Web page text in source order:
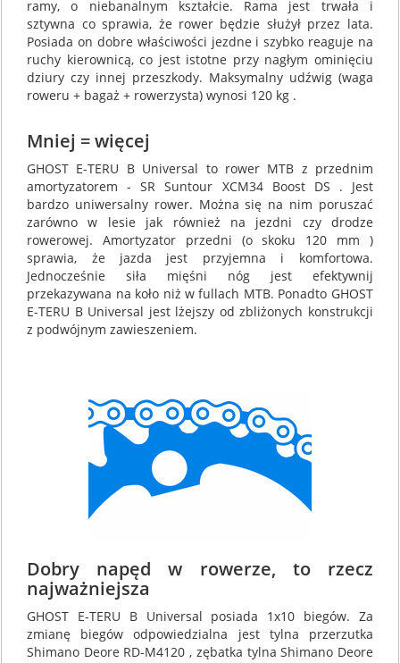
ramy, o niebanalnym kształcie. Rama jest trwała i
sztywna co sprawia, że rower będzie służył przez lata.
Posiada on dobre właściwości jezdne i szybko reaguje na
ruchy kierownicą, co jest istotne przy nagłym ominięciu
dziury czy innej przeszkody. Maksymalny udźwig (waga
roweru + bagaż + rowerzysta) wynosi 120 kg .
Mniej = więcej
GHOST E-TERU B Universal to rower MTB z przednim
amortyzatorem - SR Suntour XCM34 Boost DS . Jest
bardzo uniwersalny rower. Można się na nim poruszać
zarówno w lesie jak również na jezdni czy drodze
rowerowej. Amortyzator przedni (o skoku 120 mm )
sprawia, że jazda jest przyjemna i komfortowa.
Jednocześnie siła mięśni nóg jest efektywnij
przekazywana na koło niż w fullach MTB. Ponadto GHOST
E-TERU B Universal jest lżejszy od zbliżonych konstrukcji
z podwójnym zawieszeniem.
Dobry napęd w rowerze, to rzecz
najważniejsza
GHOST E-TERU B Universal posiada 1x10 biegów. Za
zmianę biegów odpowiedzialna jest tylna przerzutka
Shimano Deore RD-M4120 , zębatka tylna Shimano Deore